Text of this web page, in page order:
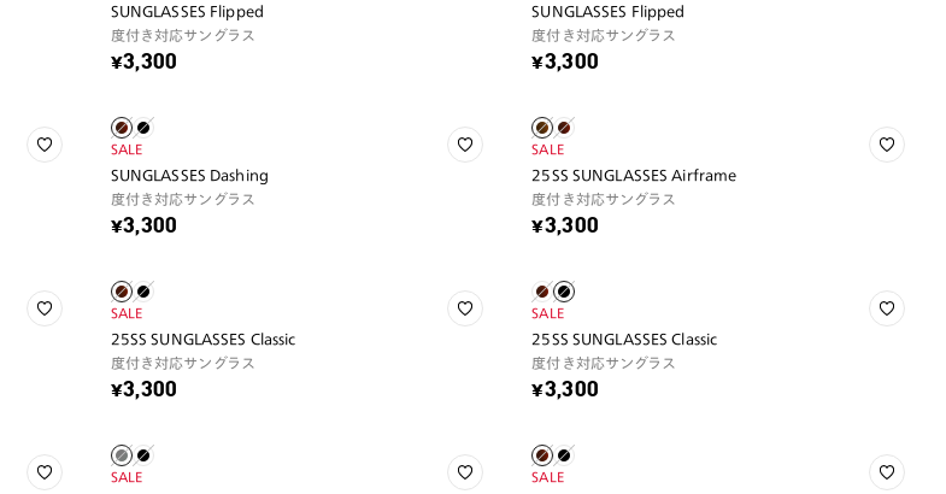
SUNGLASSES Flipped
度付き対応サングラス
¥3,300
SUNGLASSES Flipped
度付き対応サングラス
¥3,300
SALE
SUNGLASSES Dashing
度付き対応サングラス
¥3,300
SALE
25SS SUNGLASSES Airframe
度付き対応サングラス
¥3,300
SALE
25SS SUNGLASSES Classic
度付き対応サングラス
¥3,300
SALE
25SS SUNGLASSES Classic
度付き対応サングラス
¥3,300
SALE SALE